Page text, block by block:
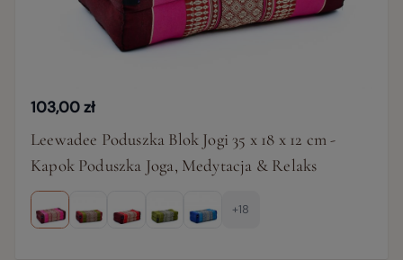
103,00 zł
Leewadee Poduszka Blok Jogi 35 x 18 x 12 cm -
Kapok Poduszka Joga, Medytacja & Relaks
+18